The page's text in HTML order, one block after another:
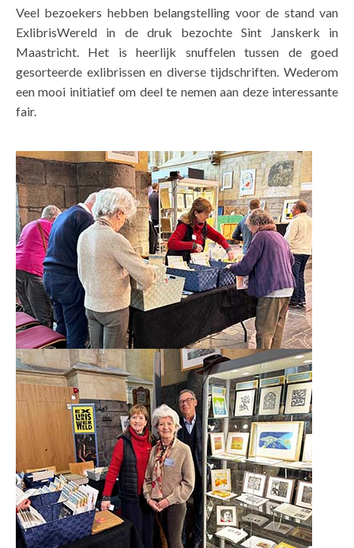
Veel bezoekers hebben belangstelling voor de stand van
ExlibrisWereld in de druk bezochte Sint Janskerk in
Maastricht. Het is heerlijk snuffelen tussen de goed
gesorteerde exlibrissen en diverse tijdschriften. Wederom
een mooi initiatief om deel te nemen aan deze interessante
fair.